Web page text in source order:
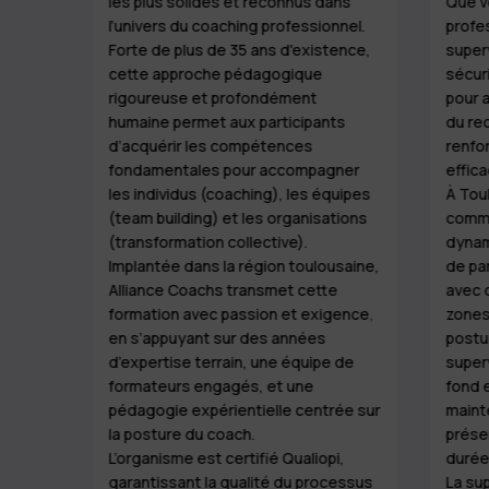
personnes et des collectifs, et l’appartenance
à une communauté de pairs ancrée localement
et nationalement.
Conditions d’accès à la
certification RNCP Coach
professionnel
Le parcours certifiant s’adresse à des
professionnels en transition ou en évolution de
posture, motivés par un projet solide
d’accompagnement :
Être titulaire d’un diplômeBac+2 ou
équivalent reconnu
Justifier detrois années d’expérience
professionnel. Sa force repose sur :
Une pédagogie éprouvée, basée sur l’intelligence
collective, la supervision et le développement
personnel.
Une certification solide, qui allie pratique du
coaching individuel, d’équipe et d’organisation.
Un ancrage local fort à Toulouse, au sein du réseau
Alliance Coachs, animé par des formateurs
certifiés et en activité.
Un accompagnement sur mesure, favorisant la
transformation durable du coach et de sa posture
professionnelle.
Quelle est la différence entre
Alliance Coachs et d’autres
écoles de coaching ?
l’univers du coaching professionnel.
Forte de plus de 35 ans d'existence,
cette approche pédagogique
rigoureuse et profondément
humaine permet aux participants
d’acquérir les compétences
fondamentales pour accompagner
les individus (coaching), les équipes
(team building) et les organisations
(transformation collective).
Implantée dans la région toulousaine,
Alliance Coachs transmet cette
formation avec passion et exigence,
en s’appuyant sur des années
d’expertise terrain, une équipe de
formateurs engagés, et une
pédagogie expérientielle centrée sur
la posture du coach.
L’organisme est certifié Qualiopi,
garantissant la qualité du processus
pour
du
À
de
avec
fond
La